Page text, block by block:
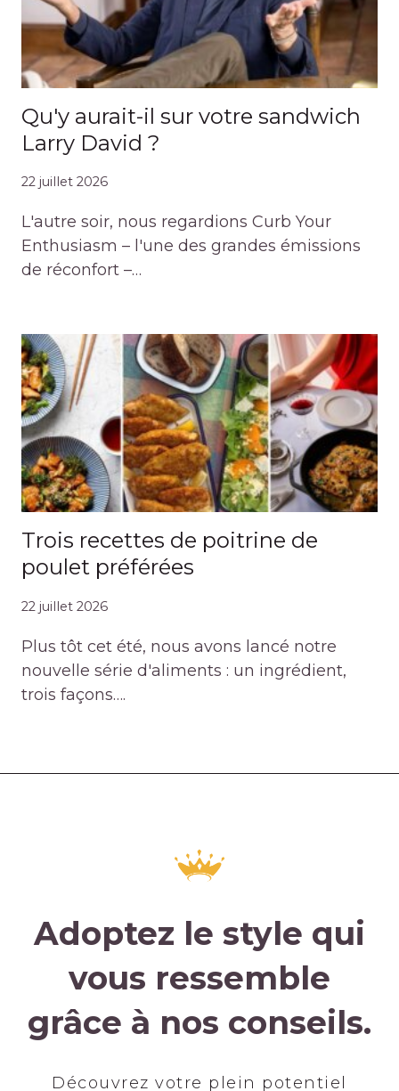
Qu'y aurait-il sur votre sandwich
Larry David ?
22 juillet 2026
L'autre soir, nous regardions Curb Your
Enthusiasm – l'une des grandes émissions
de réconfort –…
Trois recettes de poitrine de
poulet préférées
22 juillet 2026
Plus tôt cet été, nous avons lancé notre
nouvelle série d'aliments : un ingrédient,
trois façons….
Adoptez le style qui
vous ressemble
grâce à nos conseils.
Découvrez votre plein potentiel